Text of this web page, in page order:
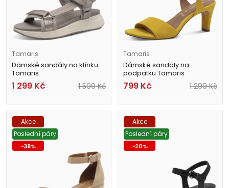
Tamaris
Dámské sandály na klínku
Tamaris
1-28713-44 200 šedé
1 299 Kč 1 599Kč
Tamaris
Dámské sandály na
podpatku Tamaris
1-28028-42 600 žluté
799 Kč 1 299Kč
Akce
Poslední páry
-38%
Akce
Poslední páry
-20%